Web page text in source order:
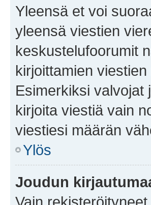
Yleensä et voi
yleensä viestien
keskustelufoorumit
kirjoittamien
Esimerkiksi valvojat
kirjoita viestiä vain
viestiesi määrän
Ylös
Joudun
Vain